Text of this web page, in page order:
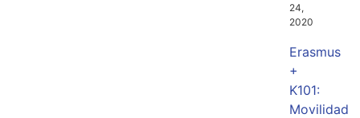
24,
2020
Erasmus
+
K101:
Movilidad